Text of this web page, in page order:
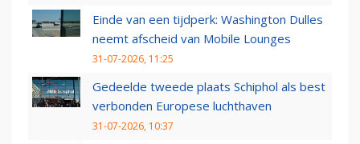
Einde van een tijdperk: Washington Dulles
neemt afscheid van Mobile Lounges
31-07-2026, 11:25
Gedeelde tweede plaats Schiphol als best
verbonden Europese luchthaven
31-07-2026, 10:37